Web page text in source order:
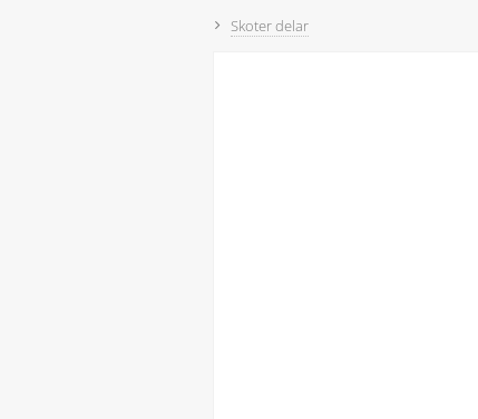
Skoter delar